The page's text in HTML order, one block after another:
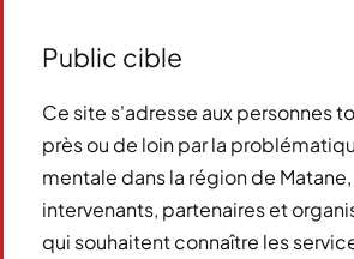
Public cible
Ce site s'adresse aux personnes
près ou de loin par la
mentale dans la région de
intervenants, partenaires et
qui souhaitent connaître les